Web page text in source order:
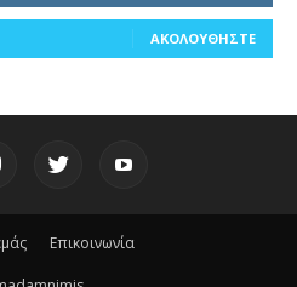
ΑΚΟΛΟΥΘΉΣΤΕ
Επικοινωνία